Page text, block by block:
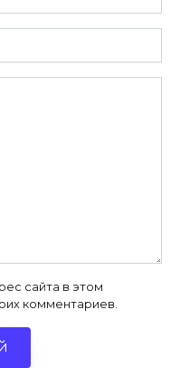
сайта в этом
комментариев.